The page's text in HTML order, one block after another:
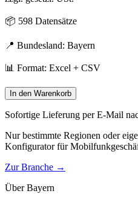
📦 598 Datensätze
📍 Bundesland: Bayern
📊 Format: Excel + CSV
In den Warenkorb
Sofortige Lieferung per E-Mail
Nur bestimmte Regionen oder
Konfigurator für
Zur Branche →
ÜberBayern